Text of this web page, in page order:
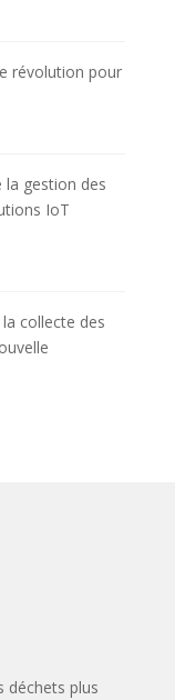
révolution pour
la gestion des
IoT
collecte des
déchets plus